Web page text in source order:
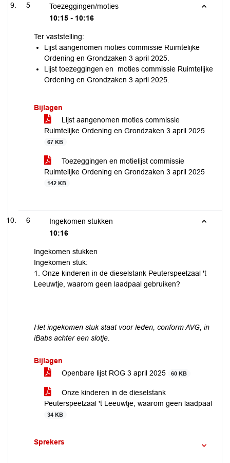
5
Toezeggingen/moties
10:15 - 10:16
Ter vaststelling:
Lijst aangenomen moties commissie Ruimtelijke
Ordening en Grondzaken 3 april 2025.
Lijst toezeggingen en moties commissie Ruimtelijke
Ordening en Grondzaken 3 april 2025.
Bijlagen
Lijst aangenomen moties commissie
Ruimtelijke Ordening en Grondzaken 3 april 2025
67 KB
Toezeggingen en motielijst commissie
Ruimtelijke Ordening en Grondzaken 3 april 2025
142 KB
6
Ingekomen stukken
10:16
Ingekomen stukken
Ingekomen stuk:
1. Onze kinderen in de dieselstank Peuterspeelzaal 't
Leeuwtje, waarom geen laadpaal gebruiken?
Het ingekomen stuk staat voor leden, conform AVG, in
iBabs achter een slotje.
Bijlagen
Openbare lijst ROG 3 april 2025
60 KB
Onze kinderen in de dieselstank
Peuterspeelzaal 't Leeuwtje, waarom geen laadpaal
34 KB
Sprekers